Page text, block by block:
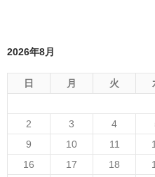
2026年8月
日 月 火
2
3 4
9
10 11
16
17 18